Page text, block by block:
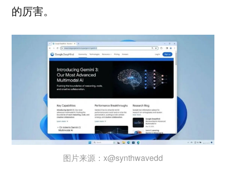
的厉害。
图片来源：x@synthwavedd